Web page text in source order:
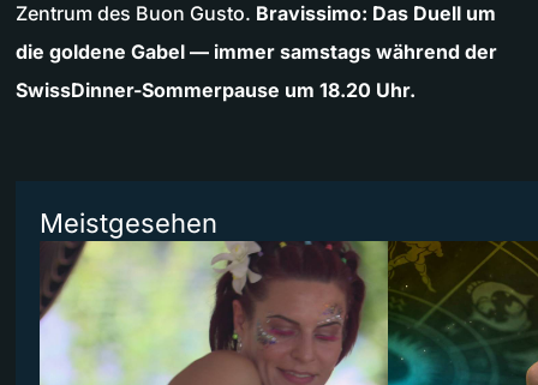
Zentrum des Buon Gusto. Bravissimo: Das Duell um
die goldene Gabel — immer samstags während der
SwissDinner-Sommerpause um 18.20 Uhr.
Meistgesehen